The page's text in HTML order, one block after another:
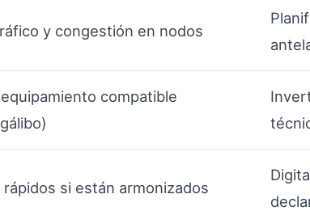
y congestión en nodos
compatible
si están armonizados